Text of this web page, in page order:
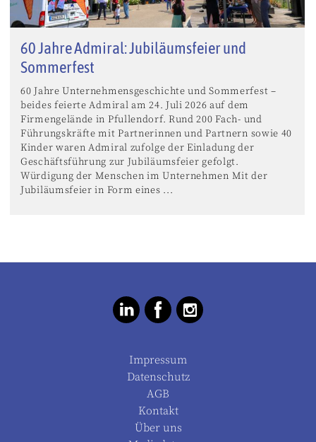
60 Jahre Admiral: Jubiläumsfeier und
Sommerfest
60 Jahre Unternehmensgeschichte und Sommerfest –
beides feierte Admiral am 24. Juli 2026 auf dem
Firmengelände in Pfullendorf. Rund 200 Fach- und
Führungskräfte mit Partnerinnen und Partnern sowie 40
Kinder waren Admiral zufolge der Einladung der
Geschäftsführung zur Jubiläumsfeier gefolgt.
Würdigung der Menschen im Unternehmen Mit der
Jubiläumsfeier in Form eines ...
Impressum
Datenschutz
AGB
Kontakt
Über uns